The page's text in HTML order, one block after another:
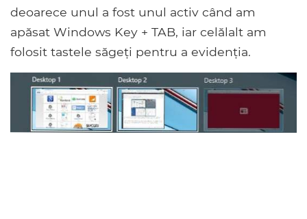
deoarece unul a fost unul activ când am
apăsat Windows Key + TAB, iar celălalt am
folosit tastele săgeți pentru a evidenția.